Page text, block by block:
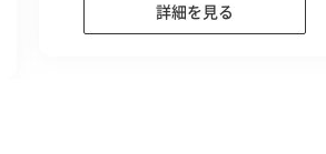
詳細を見る